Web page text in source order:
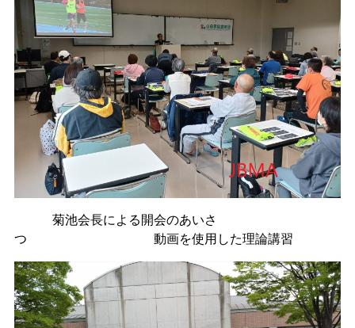
菊池会長による開会のあいさ
つ 動画を使用した理論講習